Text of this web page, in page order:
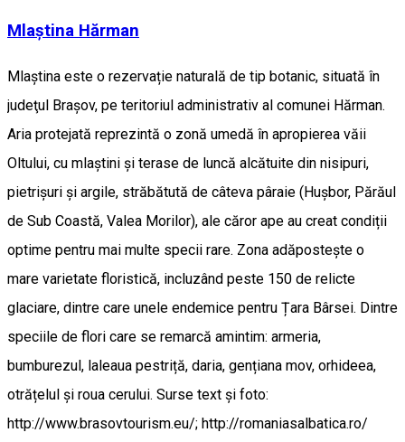
Mlaștina Hărman
Mlaştina este o rezervație naturală de tip botanic, situată în
judeţul Braşov, pe teritoriul administrativ al comunei Hărman.
Aria protejată reprezintă o zonă umedă în apropierea văii
Oltului, cu mlaștini și terase de luncă alcătuite din nisipuri,
pietrișuri și argile, străbătută de câteva pâraie (Hușbor, Părăul
de Sub Coastă, Valea Morilor), ale căror ape au creat condiții
optime pentru mai multe specii rare. Zona adăpostește o
mare varietate floristică, incluzând peste 150 de relicte
glaciare, dintre care unele endemice pentru Țara Bârsei. Dintre
speciile de flori care se remarcă amintim: armeria,
bumburezul, laleaua pestriță, daria, gențiana mov, orhideea,
otrățelul și roua cerului. Surse text și foto:
http://www.brasovtourism.eu/; http://romaniasalbatica.ro/